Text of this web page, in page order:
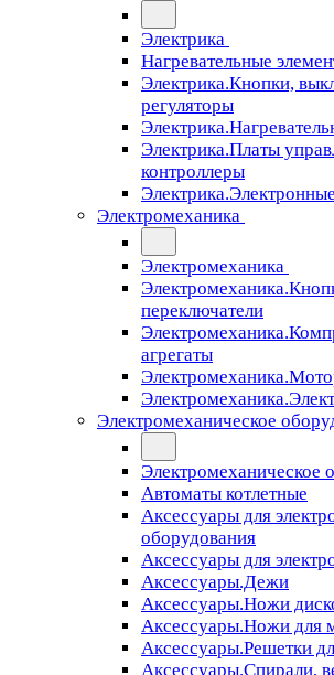
Электрика
Нагревательные
Электрика.Кнопки,
регуляторы
Электрика.Платы
контроллеры
Электромеханика
Электромеханика
переключатели
агрегаты
Электромеханическое
Электромеханическое
Автоматы котлетные
Аксессуары для
оборудования
Аксессуары для
Аксессуары.Дежи
Аксессуары.Ножи
Аксессуары.Ножи для
Аксессуары.Решетки
Аксессуары.Спирали,